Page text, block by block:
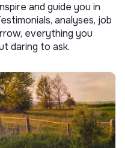
and guide you in
analyses, job
everything you
daring to ask.